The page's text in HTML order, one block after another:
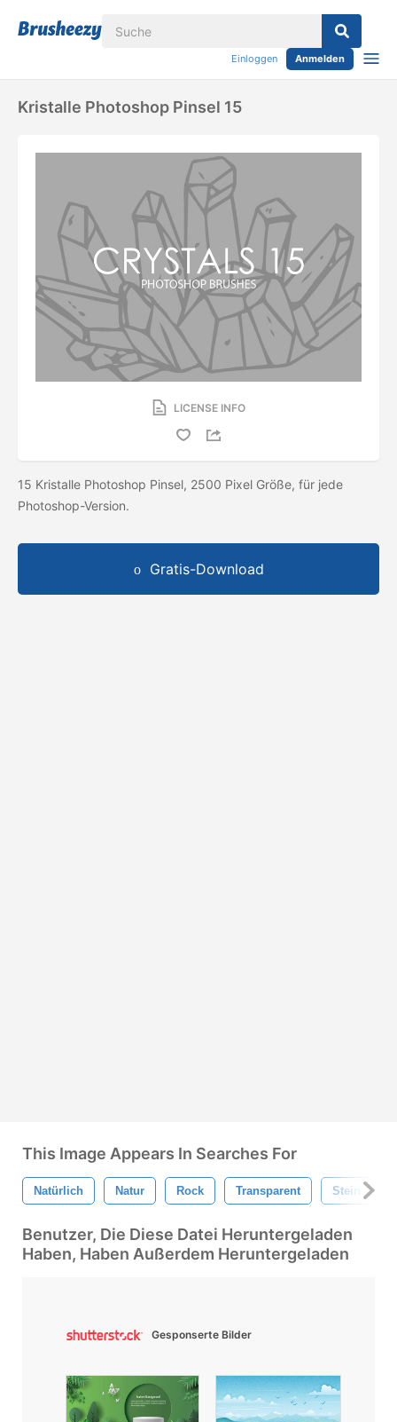
Einloggen Anmelden
Kristalle Photoshop Pinsel 15
LICENSE INFO
15 Kristalle Photoshop Pinsel, 2500 Pixel Größe, für jede
Photoshop-Version.
Gratis-Download
This Image Appears In Searches For
Natürlich Natur Rock Transparent Stein
Benutzer, Die Diese Datei Heruntergeladen
Haben, Haben Außerdem Heruntergeladen
Gesponserte Bilder